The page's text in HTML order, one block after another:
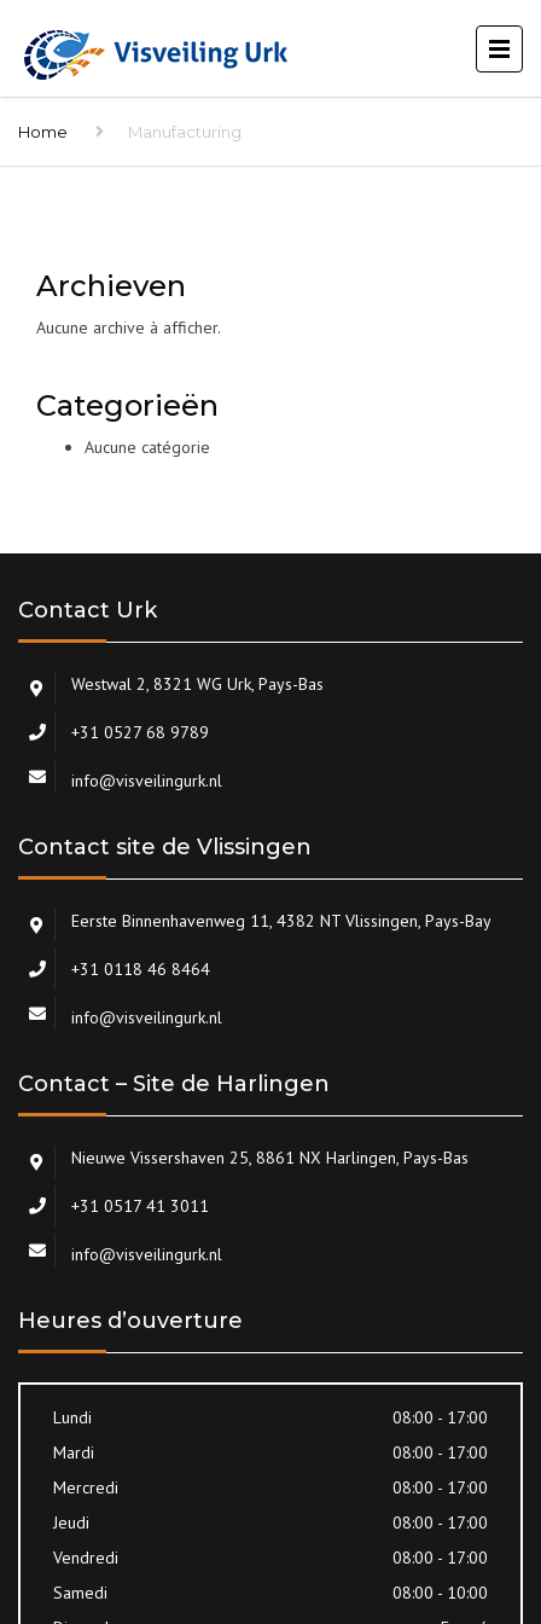
Home Manufacturing
Archieven
Aucune archive à afficher.
Categorieën
Aucune catégorie
Contact Urk
Westwal 2, 8321 WG Urk, Pays-Bas
+31 0527 68 9789
info@visveilingurk.nl
Contact site de Vlissingen
Eerste Binnenhavenweg 11, 4382 NT Vlissingen, Pays-Bay
+31 0118 46 8464
info@visveilingurk.nl
Contact – Site de Harlingen
Nieuwe Vissershaven 25, 8861 NX Harlingen, Pays-Bas
+31 0517 41 3011
info@visveilingurk.nl
Heures d’ouverture
Lundi
08:00 - 17:00
Mardi
08:00 - 17:00
Mercredi
08:00 - 17:00
Jeudi
08:00 - 17:00
Vendredi
08:00 - 17:00
Samedi
08:00 - 10:00